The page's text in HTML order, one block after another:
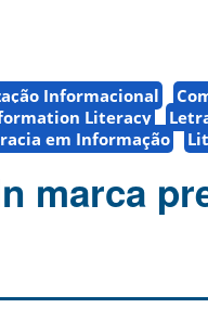
Informacional
Literacy
em Informação
marca